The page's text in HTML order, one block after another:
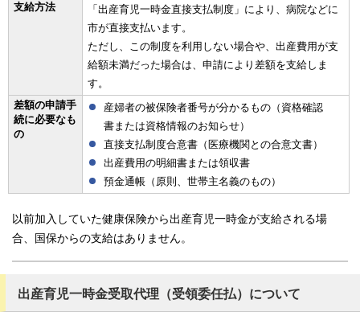
支給方法
「出産育児一時金直接支払制度」により、病院などに
市が直接支払います。
ただし、この制度を利用しない場合や、出産費用が支
給額未満だった場合は、申請により差額を支給しま
す。
差額の申請手
続に必要なも
の
産婦者の被保険者番号が分かるもの（資格確認
書または資格情報のお知らせ）
直接支払制度合意書（医療機関との合意文書）
出産費用の明細書または領収書
預金通帳（原則、世帯主名義のもの）
以前加入していた健康保険から出産育児一時金が支給される場
合、国保からの支給はありません。
出産育児一時金受取代理（受領委任払）について